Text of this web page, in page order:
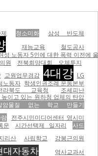
청소미화 삼성 반도체
재능교육
철도공사
성 노동자 5인에 대한 폭력 이전
원 전북희망대회 오체투지
교원업무경감 4대강 LG
노동자 학생인권조례 운동본부
라북도 교육청
조세피난
이고 있는 원하청 업체의 탄압
암물질 없는 학교 만들기
전주시민미디어센터 영시미
운 시간선택제 일자리
사드
리산 사립학교 강봉근의원
대자동차 역사교과서